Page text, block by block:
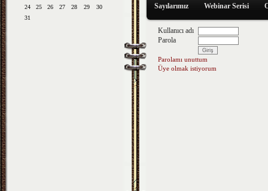
24
25 26 27 28 29
30
31
Sayılarımız Webinar Serisi
Kullanıcı adı
Parola
Parolamı unuttum
Üye olmak istiyorum